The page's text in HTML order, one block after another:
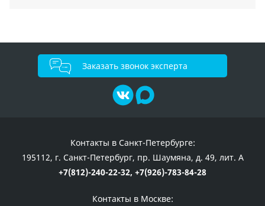
Заказать звонок эксперта
Контакты в Санкт-Петербурге:
195112, г. Санкт-Петербург, пр. Шаумяна, д. 49, лит. А
+7(812)-240-22-32, +7(926)-783-84-28
Контакты в Москве: